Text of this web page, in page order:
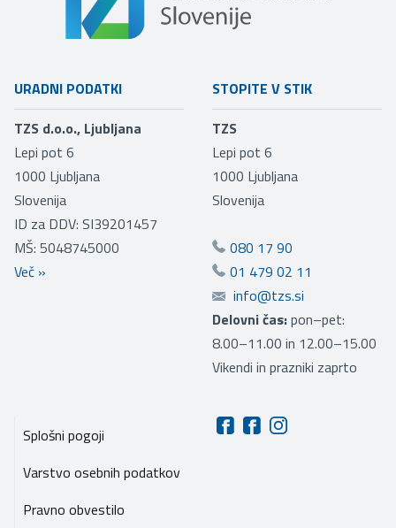
URADNI PODATKI
TZS d.o.o., Ljubljana
Lepi pot 6
1000 Ljubljana
Slovenija
ID za DDV: SI39201457
MŠ: 5048745000
Več »
STOPITE V STIK
TZS
Lepi pot 6
1000 Ljubljana
Slovenija
080 17 90
01 479 02 11
info@tzs.si
Delovni čas:pon–pet:
8.00–11.00 in 12.00–15.00
Vikendi in prazniki zaprto
Splošni pogoji
Varstvo osebnih podatkov
Pravno obvestilo